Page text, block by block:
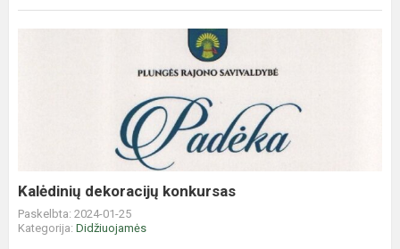
Kalėdinių dekoracijų konkursas
Paskelbta: 2024-01-25
Kategorija: Didžiuojamės